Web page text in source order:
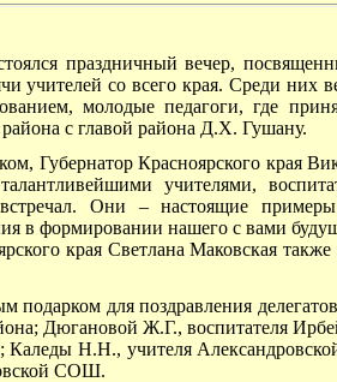
праздничный вечер,
учителей со всего края. Среди них
молодые педагоги, где
с главой района Д.Х. Гушану.
Губернатор Красноярского края
учителями,
Они – настоящие примеры
в формировании нашего с вами
края Светлана Маковская также
подарком для поздравления
Дюгановой Ж.Г., воспитателя
Каледы Н.Н., учителя
СОШ.